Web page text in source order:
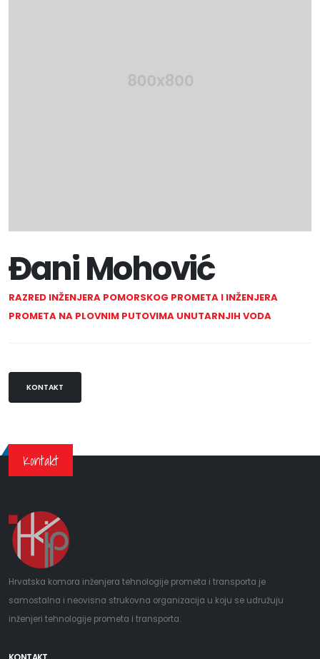
Đani Mohović
RAZRED INŽENJERA POMORSKOG PROMETA I INŽENJERA
PROMETA NA PLOVNIM PUTOVIMA UNUTARNJIH VODA
KONTAKT
Kontakt
Hrvatska komora inženjera tehnologije prometa i transporta je
samostalna i neovisna strukovna organizacija u koju se udružuju
inženjeri tehnologije prometa i transporta.